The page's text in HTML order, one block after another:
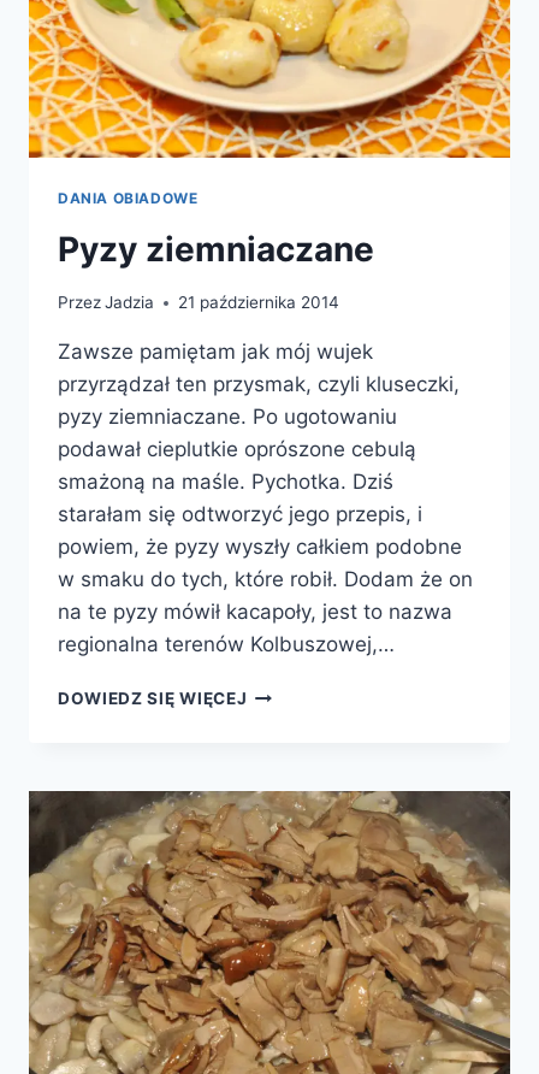
DANIA OBIADOWE
Pyzy ziemniaczane
PrzezJadzia 21 października 2014
Zawsze pamiętam jak mój wujek
przyrządzał ten przysmak, czyli kluseczki,
pyzy ziemniaczane. Po ugotowaniu
podawał cieplutkie oprószone cebulą
smażoną na maśle. Pychotka. Dziś
starałam się odtworzyć jego przepis, i
powiem, że pyzy wyszły całkiem podobne
w smaku do tych, które robił. Dodam że on
na te pyzy mówił kacapoły, jest to nazwa
regionalna terenów Kolbuszowej,…
DOWIEDZ SIĘ WIĘCEJ PYZY